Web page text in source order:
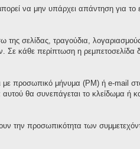
να μην υπάρχει απάντηση για
της σελίδας, τραγούδια,
κάθε περίπτωση η ρεμπετοσελίδα
προσωπικό μήνυμα (PM) ή e-mail
θα συνεπάγεται το κλείδωμα ή
την προσωπικότητα των